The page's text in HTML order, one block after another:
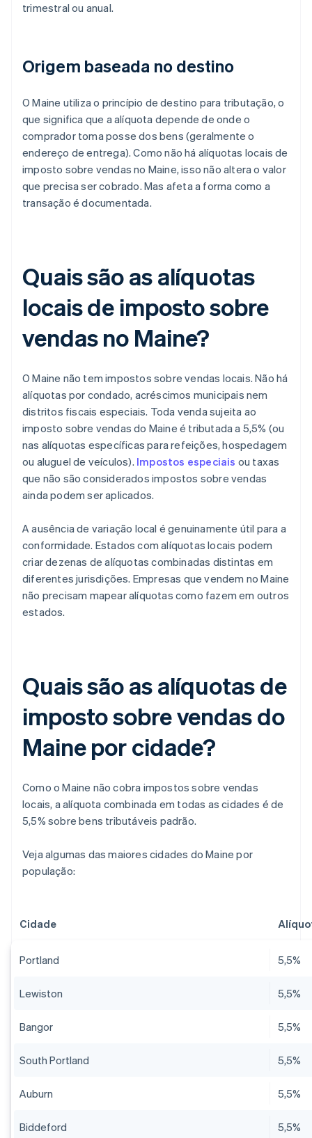
trimestral ou anual.
Origem baseada no destino
O Maine utiliza o princípio de destino para tributação, o
que significa que a alíquota depende de onde o
comprador toma posse dos bens (geralmente o
endereço de entrega). Como não há alíquotas locais de
imposto sobre vendas no Maine, isso não altera o valor
que precisa ser cobrado. Mas afeta a forma como a
transação é documentada.
Quais são as alíquotas
locais de imposto sobre
vendas no Maine?
O Maine não tem impostos sobre vendas locais. Não há
alíquotas por condado, acréscimos municipais nem
distritos fiscais especiais. Toda venda sujeita ao
imposto sobre vendas do Maine é tributada a 5,5% (ou
nas alíquotas específicas para refeições, hospedagem
ou aluguel de veículos). Impostos especiais ou taxas
que não são considerados impostos sobre vendas
ainda podem ser aplicados.
A ausência de variação local é genuinamente útil para a
conformidade. Estados com alíquotas locais podem
criar dezenas de alíquotas combinadas distintas em
diferentes jurisdições. Empresas que vendem no Maine
não precisam mapear alíquotas como fazem em outros
estados.
Quais são as alíquotas de
imposto sobre vendas do
Maine por cidade?
Como o Maine não cobra impostos sobre vendas
locais, a alíquota combinada em todas as cidades é de
5,5% sobre bens tributáveis padrão.
Veja algumas das maiores cidades do Maine por
população:
Cidade
Portland 5,5%
Lewiston 5,5%
Bangor 5,5%
South Portland 5,5%
Auburn 5,5%
Biddeford 5,5%